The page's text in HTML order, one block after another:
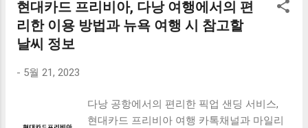
랙. 큐센 멤브레인 무선 키보드 블랙 K1000 일반형 블루투스
키보드 구매를 고려하실 때, 추가 할인 혜택을 놓치지 마세요.
다양한 할인 혜택과 빠른배송 혜택을 놓치지 않도록 먼저 확
인해보세요. 추가할인 확인하기 상품 하나를 사더라도 종류
도 많고, 가격도 다양해서 결정이 많이 어려우시죠? 특히 블
없습니다. 다양한 상품들을 상세스펙 과 가격 을 꼼꼼히 비교
해서 구매하실 수 있도록 순위 추천 해드릴게요. 특가상품 보
현대카드 프리비아, 다낭 여행에서의 편
리한 이용 방법과 뉴욕 여행 시 참고할
날씨 정보
- 5월 21, 2023
다낭 공항에서의 편리한 픽업 샌딩 서비스,
현대카드 프리비아 여행 카톡채널과 마일리